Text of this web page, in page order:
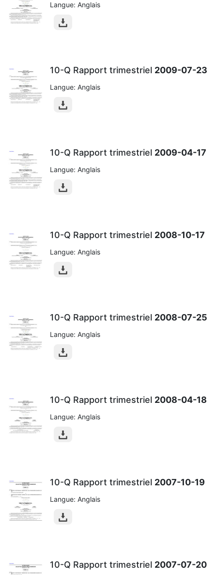
Langue: Anglais
10-Q Rapport trimestriel 2009-07-23
Langue: Anglais
10-Q Rapport trimestriel 2009-04-17
Langue: Anglais
10-Q Rapport trimestriel 2008-10-17
Langue: Anglais
10-Q Rapport trimestriel 2008-07-25
Langue: Anglais
10-Q Rapport trimestriel 2008-04-18
Langue: Anglais
10-Q Rapport trimestriel 2007-10-19
Langue: Anglais
10-Q Rapport trimestriel 2007-07-20